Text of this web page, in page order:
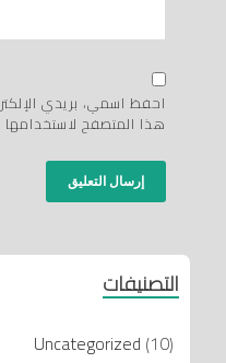
احفظ اسمي، بريدي
هذا المتصفح
التصنيفات
Uncategorized (10)